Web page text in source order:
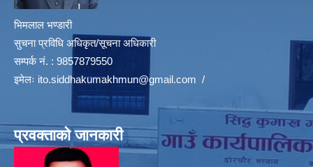
भिमलाल भण्डारी
सुचना प्रविधि अधिकृत/सूचना अधिकारी
सम्पर्क नं. : 9857879550
इमेलः ito.siddhakumakhmun@gmail.com /
प्रवक्ताको जानकारी